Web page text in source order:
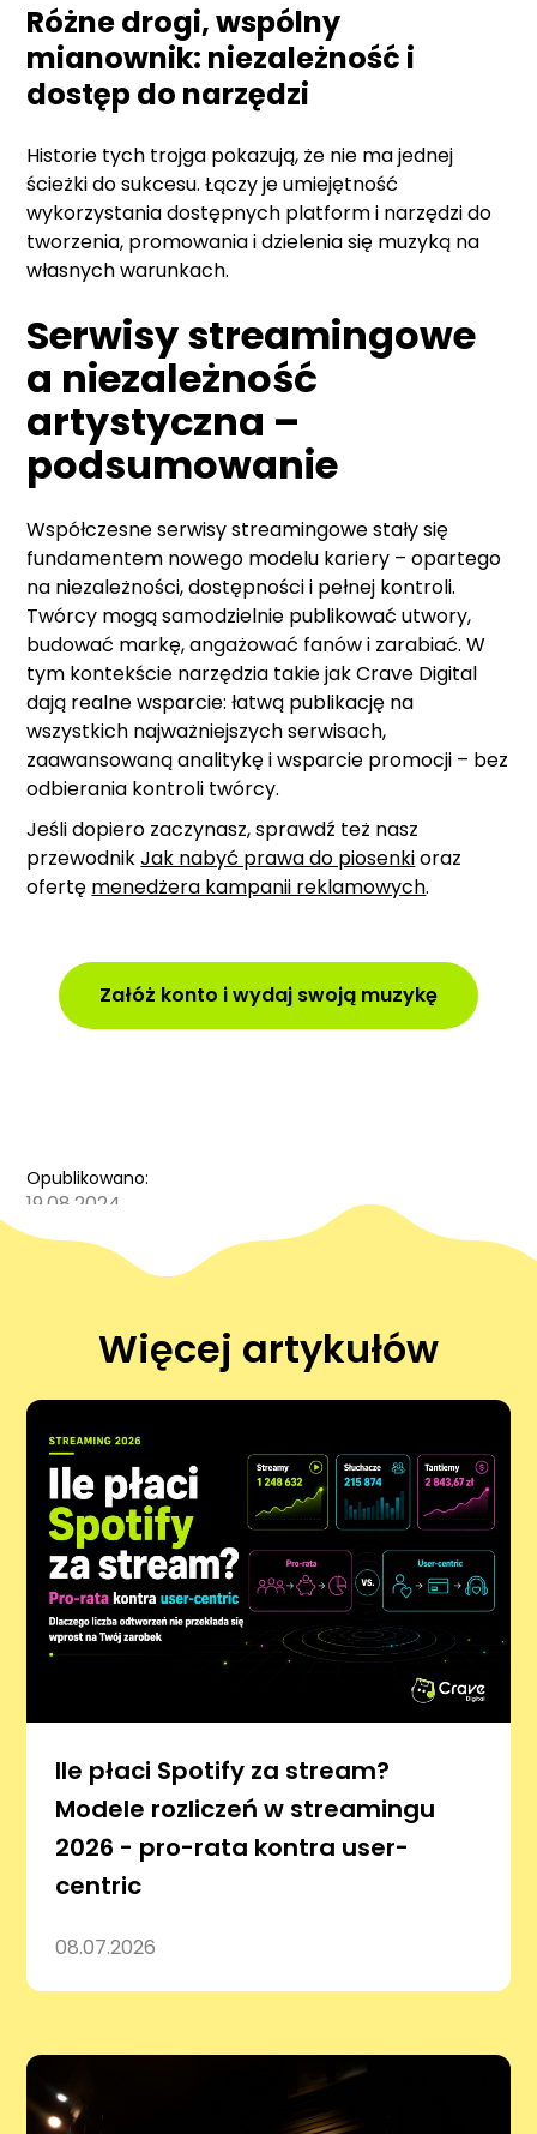
Różne drogi, wspólny
mianownik: niezależność i
dostęp do narzędzi
Historie tych trojga pokazują, że nie ma jednej
ścieżki do sukcesu. Łączy je umiejętność
wykorzystania dostępnych platform i narzędzi do
tworzenia, promowania i dzielenia się muzyką na
własnych warunkach.
Serwisy streamingowe
a niezależność
artystyczna –
podsumowanie
Współczesne serwisy streamingowe stały się
fundamentem nowego modelu kariery – opartego
na niezależności, dostępności i pełnej kontroli.
Twórcy mogą samodzielnie publikować utwory,
budować markę, angażować fanów i zarabiać. W
tym kontekście narzędzia takie jak Crave Digital
dają realne wsparcie: łatwą publikację na
wszystkich najważniejszych serwisach,
zaawansowaną analitykę i wsparcie promocji – bez
odbierania kontroli twórcy.
Jeśli dopiero zaczynasz, sprawdź też nasz
przewodnikJak nabyć prawa do piosenkioraz
ofertę menedżera kampanii reklamowych.
Załóż konto i wydaj swoją muzykę
Opublikowano:
19.08.2024
Więcej artykułów
Ile płaci Spotify za stream?
Modele rozliczeń w streamingu
2026 - pro-rata kontra user-
centric
08.07.2026